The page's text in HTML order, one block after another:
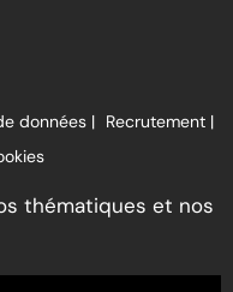
données | Recrutement |
thématiques et nos